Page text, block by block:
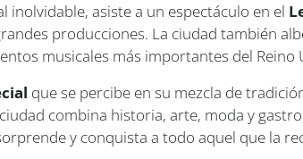
inolvidable, asiste a un espectáculo en el
producciones. La ciudad también
musicales más importantes del Reino
que se percibe en su mezcla de
combina historia, arte, moda y
y conquista a todo aquel que la